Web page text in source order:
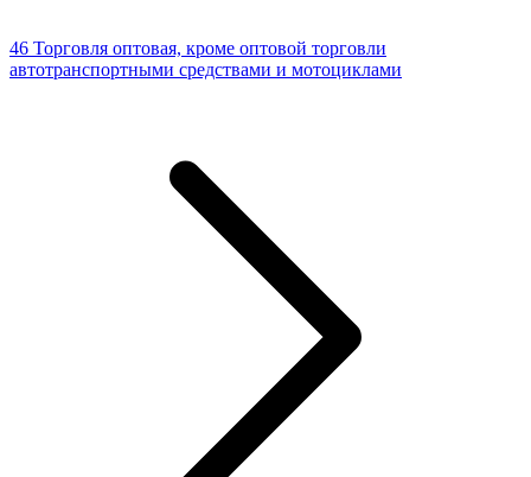
46 Торговля оптовая, кроме оптовой торговли
автотранспортными средствами и мотоциклами